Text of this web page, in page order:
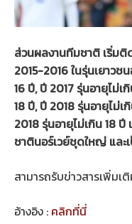
ส่วนผลงานทีมชาติ เริ่ม
2015-2016 ในรุ่นเยาวช
16 ปี, ปี 2017 รุ่นอายุไม่เ
18 ปี, ปี 2018 รุ่นอายุไม่เ
2018 รุ่นอายุไม่เกิน 18
ชาตินอร์เวย์ชุดใหญ่ แล
สามารถรับข่าวสารเพิ่มเ
อ้างอิง : คลิกที่นี่